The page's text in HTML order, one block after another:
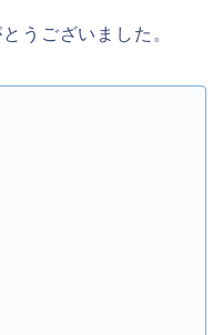
うございました。